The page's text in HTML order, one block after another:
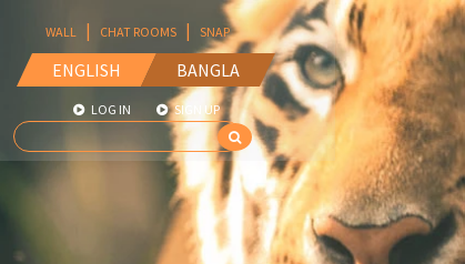
ENGLISH BANGLA
WALL | CHAT ROOMS | SNAP
LOG IN SIGN UP